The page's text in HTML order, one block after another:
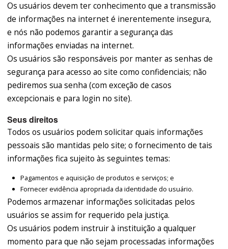
Os usuários devem ter conhecimento que a transmissão
de informações na internet é inerentemente insegura,
e nós não podemos garantir a segurança das
informações enviadas na internet.
Os usuários são responsáveis por manter as senhas de
segurança para acesso ao site como confidenciais; não
pediremos sua senha (com exceção de casos
excepcionais e para login no site).
Seus direitos
Todos os usuários podem solicitar quais informações
pessoais são mantidas pelo site; o fornecimento de tais
informações fica sujeito às seguintes temas:
Pagamentos e aquisição de produtos e serviços; e
Fornecer evidência apropriada da identidade do usuário.
Podemos armazenar informações solicitadas pelos
usuários se assim for requerido pela justiça.
Os usuários podem instruir à instituição a qualquer
momento para que não sejam processadas informações